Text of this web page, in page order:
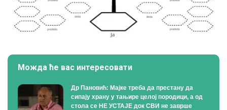
Можда ће вас интересовати
Др Пановић: Мајке треба да престану да
сипају храну у тањире целој породици, а од
стола се НЕ УСТАЈЕ док СВИ не заврше